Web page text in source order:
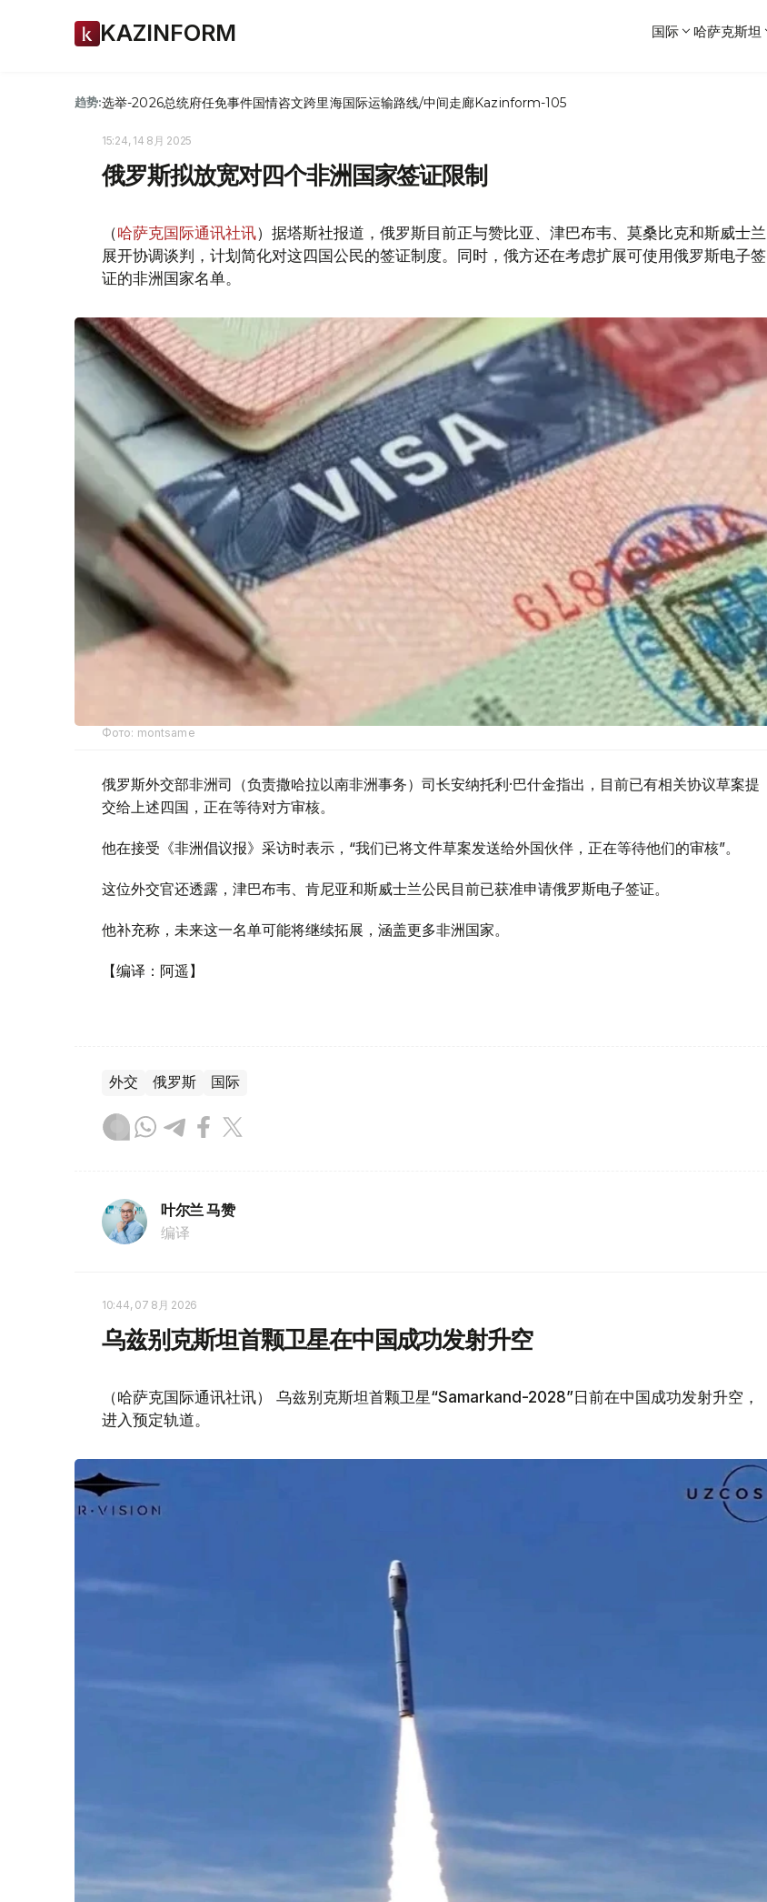
KAZINFORM 国际 哈萨克斯坦
趋势:选举-2026总统府任免事件国情咨文跨里海国际运输路线/中间走廊Kazinform-105
15:24, 14 8月 2025
俄罗斯拟放宽对四个非洲国家签证限制
（哈萨克国际通讯社讯）据塔斯社报道，俄罗斯目前正与赞比亚、津巴布韦、莫桑比克和斯威士兰
展开协调谈判，计划简化对这四国公民的签证制度。同时，俄方还在考虑扩展可使用俄罗斯电子签
证的非洲国家名单。
Фото: montsame
俄罗斯外交部非洲司（负责撒哈拉以南非洲事务）司长安纳托利·巴什金指出，目前已有相关协议草案提
交给上述四国，正在等待对方审核。
他在接受《非洲倡议报》采访时表示，“我们已将文件草案发送给外国伙伴，正在等待他们的审核”。
这位外交官还透露，津巴布韦、肯尼亚和斯威士兰公民目前已获准申请俄罗斯电子签证。
他补充称，未来这一名单可能将继续拓展，涵盖更多非洲国家。
【编译：阿遥】
外交 俄罗斯 国际
叶尔兰 马赞
编译
10:44, 07 8月 2026
乌兹别克斯坦首颗卫星在中国成功发射升空
（哈萨克国际通讯社讯） 乌兹别克斯坦首颗卫星“Samarkand-2028”日前在中国成功发射升空，
进入预定轨道。